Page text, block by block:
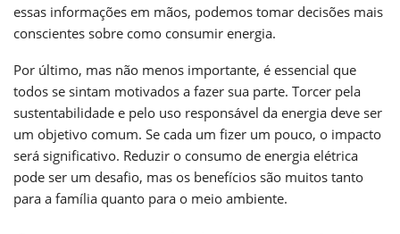
essas informações em mãos, podemos tomar decisões mais
conscientes sobre como consumir energia.
Por último, mas não menos importante, é essencial que
todos se sintam motivados a fazer sua parte. Torcer pela
sustentabilidade e pelo uso responsável da energia deve ser
um objetivo comum. Se cada um fizer um pouco, o impacto
será significativo. Reduzir o consumo de energia elétrica
pode ser um desafio, mas os benefícios são muitos tanto
para a família quanto para o meio ambiente.